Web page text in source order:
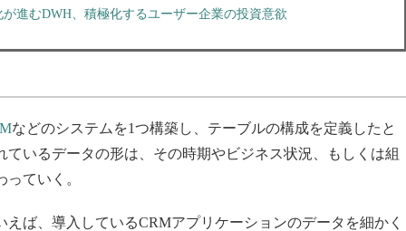
進むDWH、積極化するユーザー企業の投資意欲
などのシステムを1つ構築し、テーブルの構成を定義したと
ているデータの形は、その時期やビジネス状況、もしくは組
ていく。
ば、導入しているCRMアプリケーションのデータを細かく